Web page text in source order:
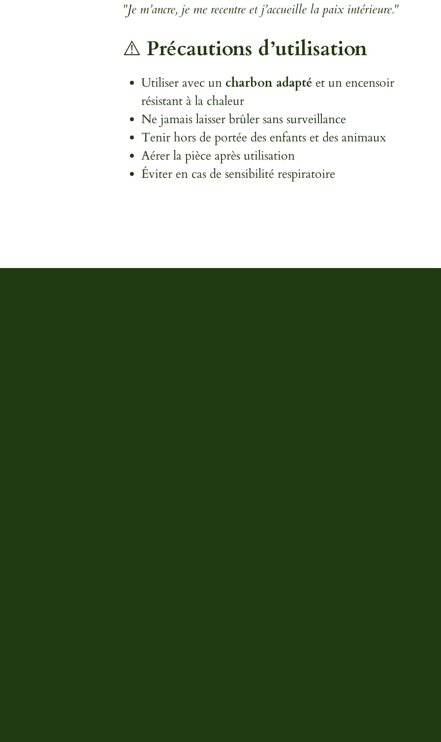
"Je m’ancre, je me recentre et j’accueille la paix intérieure."
⚠️ Précautions d’utilisation
Utiliser avec un charbon adapté et un encensoir
résistant à la chaleur
Ne jamais laisser brûler sans surveillance
Tenir hors de portée des enfants et des animaux
Aérer la pièce après utilisation
Éviter en cas de sensibilité respiratoire